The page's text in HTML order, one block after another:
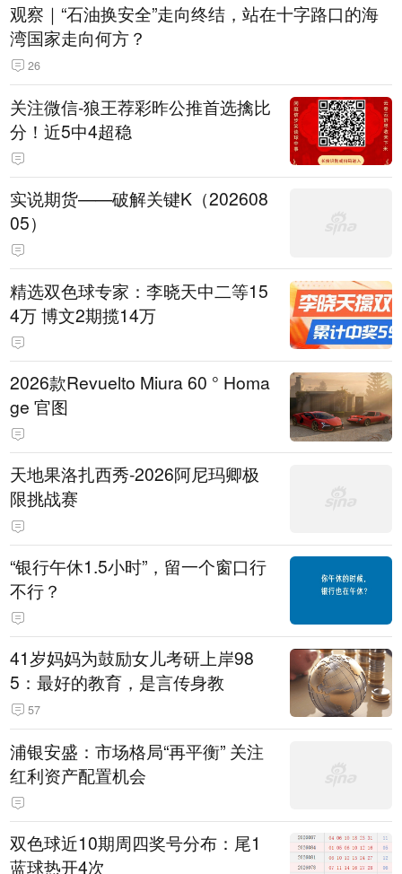
观察｜“石油换安全”走向终结，站在十字路口的海
湾国家走向何方？
26
关注微信-狼王荐彩昨公推首选擒比
分！近5中4超稳
实说期货——破解关键K（202608
05）
精选双色球专家：李晓天中二等15
4万 博文2期揽14万
2026款Revuelto Miura 60 ° Homa
ge 官图
天地果洛扎西秀-2026阿尼玛卿极
限挑战赛
“银行午休1.5小时”，留一个窗口行
不行？
41岁妈妈为鼓励女儿考研上岸98
5：最好的教育，是言传身教
57
浦银安盛：市场格局“再平衡” 关注
红利资产配置机会
双色球近10期周四奖号分布：尾1
蓝球热开4次